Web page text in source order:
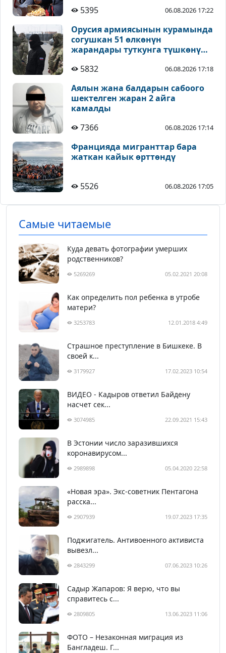
5395 06.08.2026 17:22
Орусия армиясынын курамында
согушкан 51 өлкөнүн
жарандары туткунга түшкөнү
5832
06.08.2026 17:18
Аялын жана балдарын сабоого
шектелген жаран 2 айга
камалды
7366
06.08.2026 17:14
Францияда мигранттар бара
жаткан кайык өрттөндү
5526 06.08.2026 17:05
Самые читаемые
Куда девать фотографии умерших
родственников?
5269269 05.02.2021 20:08
Как определить пол ребенка в утробе
матери?
3253783 12.01.2018 4:49
Страшное преступление в Бишкеке. В
своей к...
3179927 17.02.2023 10:54
ВИДЕО - Кадыров ответил Байдену
насчет сек...
3074985 22.09.2021 15:43
В Эстонии число заразившихся
коронавирусом...
2989898 05.04.2020 22:58
«Новая эра». Экс-советник Пентагона
расска...
2907939 19.07.2023 17:35
Поджигатель. Антивоенного активиста
вывезл...
2843299 07.06.2023 10:26
Садыр Жапаров: Я верю, что вы
справитесь с...
2809805 13.06.2023 11:06
ФОТО – Незаконная миграция из
Бангладеш. Г...